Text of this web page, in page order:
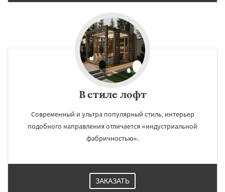
В стиле лофт
Современный и ультра популярный стиль, интерьер
подобного направления отличается «индустриальной
фабричностью».
ЗАКАЗАТЬ